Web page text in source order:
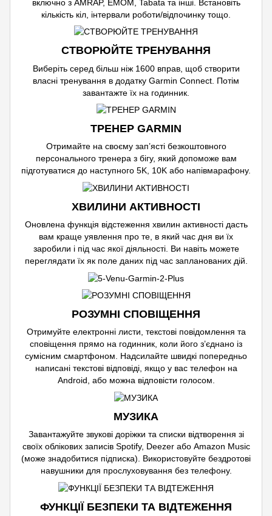
включно з AMRAP, EMOM, Tabata та інші. Встановіть
кількість кіл, інтервали роботи/відпочинку тощо.
СТВОРЮЙТЕ ТРЕНУВАННЯ
Виберіть серед більш ніж 1600 вправ, щоб створити
власні тренування в додатку Garmin Connect. Потім
завантажте їх на годинник.
ТРЕНЕР GARMIN
Отримайте на своєму зап’ясті безкоштовного
персонального тренера з бігу, який допоможе вам
підготуватися до наступного 5K, 10K або напівмарафону.
ХВИЛИНИ АКТИВНОСТІ
Оновлена функція відстеження хвилин активності дасть
вам краще уявлення про те, в який час дня ви їх
заробили і під час якої діяльності. Ви навіть можете
переглядати їх як поле даних під час запланованих дій.
РОЗУМНІ СПОВІЩЕННЯ
Отримуйте електронні листи, текстові повідомлення та
сповіщення прямо на годинник, коли його з’єднано із
сумісним смартфоном. Надсилайте швидкі попередньо
написані текстові відповіді, якщо у вас телефон на
Android, або можна відповісти голосом.
МУЗИКА
Завантажуйте звукові доріжки та списки відтворення зі
своїх облікових записів Spotify, Deezer або Amazon Music
(може знадобитися підписка). Використовуйте бездротові
навушники для прослуховування без телефону.
ФУНКЦІЇ БЕЗПЕКИ ТА ВІДТЕЖЕННЯ